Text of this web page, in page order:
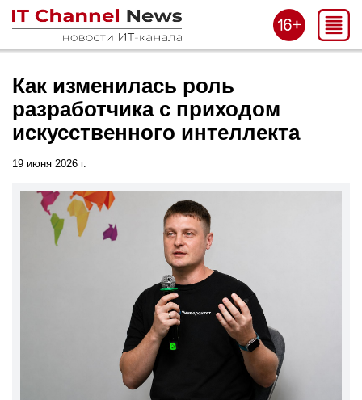
Как изменилась роль
разработчика с приходом
искусственного интеллекта
19 июня 2026 г.